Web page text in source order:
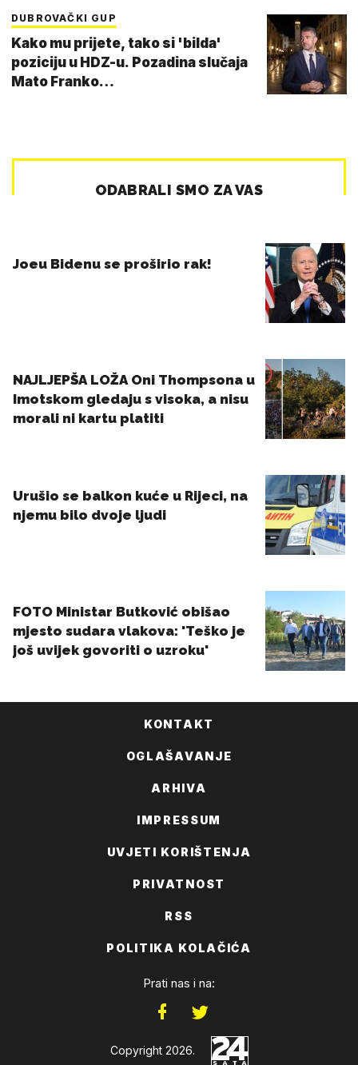
DUBROVAČKI GUP
Kako mu prijete, tako si 'bilda'
poziciju u HDZ-u. Pozadina slučaja
Mato Franko…
KONTAKT
OGLAŠAVANJE
ARHIVA
IMPRESSUM
UVJETI KORIŠTENJA
PRIVATNOST
RSS
POLITIKA KOLAČIĆA
Prati nas i na:
Copyright 2026.